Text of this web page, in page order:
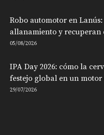
Robo automotor en
allanamiento y recuperan
05/08/2026
IPA Day 2026: cómo la
festejo global en un
29/07/2026